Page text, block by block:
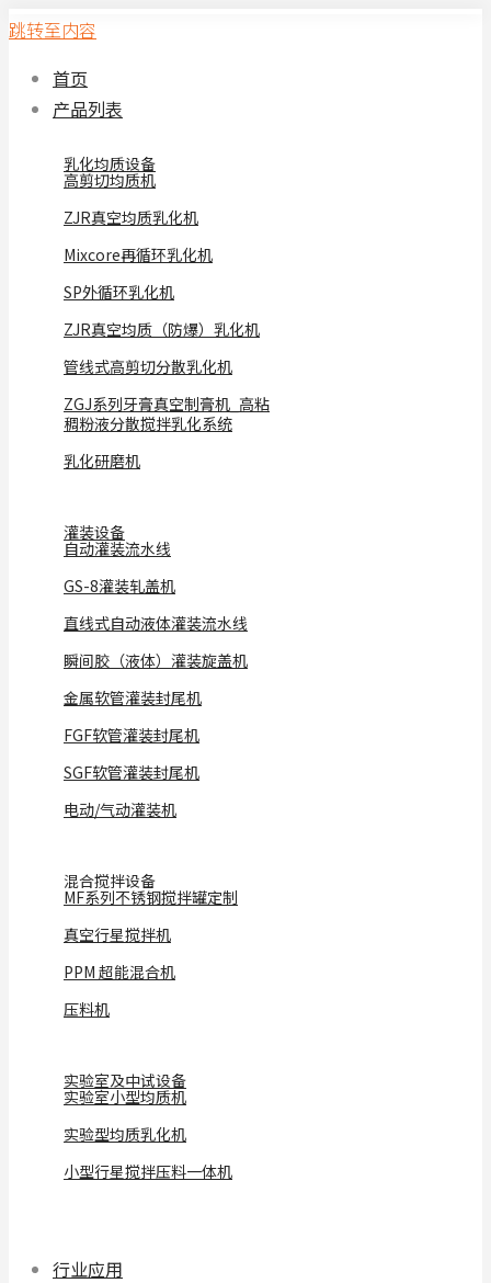
跳转至内容
首页
产品列表
乳化均质设备
高剪切均质机
ZJR真空均质乳化机
Mixcore再循环乳化机
SP外循环乳化机
ZJR真空均质（防爆）乳化机
管线式高剪切分散乳化机
ZGJ系列牙膏真空制膏机_高粘
稠粉液分散搅拌乳化系统
乳化研磨机
灌装设备
自动灌装流水线
GS-8灌装轧盖机
直线式自动液体灌装流水线
瞬间胶（液体）灌装旋盖机
金属软管灌装封尾机
FGF软管灌装封尾机
SGF软管灌装封尾机
电动/气动灌装机
混合搅拌设备
MF系列不锈钢搅拌罐定制
真空行星搅拌机
PPM 超能混合机
压料机
实验室及中试设备
实验室小型均质机
实验型均质乳化机
小型行星搅拌压料一体机
行业应用